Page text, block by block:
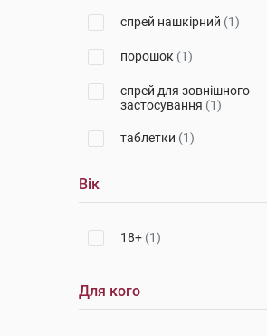
Пфайзер Менюфекчуринг
спрей нашкірний (1)
порошок (1)
спрей для зовнішного
застосування (1)
таблетки (1)
Вік
18+ (1)
Для кого